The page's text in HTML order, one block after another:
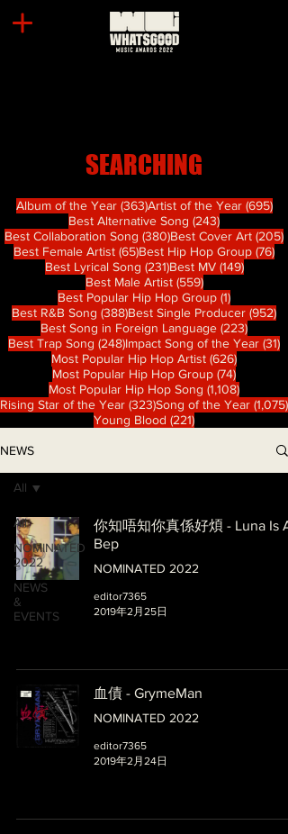
SEARCHING
Album of the Year (363)363 篇文章
Artist of the Year (695)
Best Alternative Song (243)243 篇文章
Best Collaboration Song (380)380 篇文章
Best Cover Art (205)
Best Female Artist (65)65 篇文章
Best Hip Hop Group (76)76
Best Lyrical Song (231)231 篇文章
Best MV (149)149 篇文
Best Male Artist (559)559 篇文章
Best Popular Hip Hop Group (1)1 篇文章
Best R&B Song (388)388 篇文章
Best Single Producer (952)
Best Song in Foreign Language (223)223 篇
Best Trap Song (248)248 篇文章
Impact Song of the Year (31)
Most Popular Hip Hop Artist (626)626 篇文
Most Popular Hip Hop Group (74)74 篇文章
Most Popular Hip Hop Song (1,108)1,108 篇
Rising Star of the Year (323)323 篇文章
Song of the Year (1,075)
Young Blood (221)221 篇文章
NEWS
All
NOMINATED
2022
NEWS
&
EVENTS
All
你知唔知你真係好煩 - Luna Is A
Bep
NOMINATED 2022
editor7365
2019年2月25日
血債 - GrymeMan
NOMINATED 2022
editor7365
2019年2月24日